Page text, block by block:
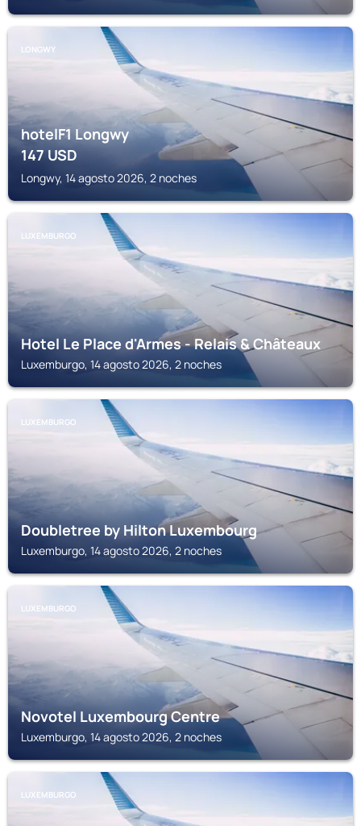
LONGWY
hotelF1 Longwy
147USD
Longwy, 14 agosto 2026, 2 noches
LUXEMBURGO
Hotel Le Place d'Armes - Relais & Châteaux
Luxemburgo, 14 agosto 2026, 2 noches
LUXEMBURGO
Doubletree by Hilton Luxembourg
Luxemburgo, 14 agosto 2026, 2 noches
LUXEMBURGO
Novotel Luxembourg Centre
Luxemburgo, 14 agosto 2026, 2 noches
LUXEMBURGO